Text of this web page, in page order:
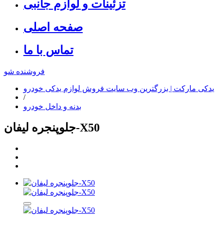
تزئینات و لوازم جانبی
صفحه اصلی
تماس با ما
فروشنده شو
یدکی مارکت | بزرگترین وب سایت فروش لوازم یدکی خودرو
/
بدنه و داخل خودرو
جلوپنجره لیفان-X50